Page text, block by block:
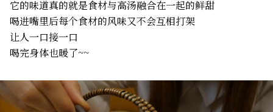
它的味道真的就是食材与高汤融合在一起的鲜甜
喝进嘴里后每个食材的风味又不会互相打架
让人一口接一口
喝完身体也暖了~~